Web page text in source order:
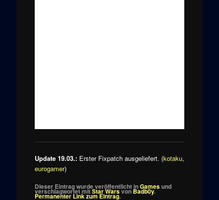
Update 19.03.:Erster Fixpatch ausgeliefert. (kotaku,
eurogamer)
Dieser Eintrag wurde veröffentlicht inGamesund
verschlagwortet mitStar WarsvonBadb0y.
Permanenter Link zum Eintrag.